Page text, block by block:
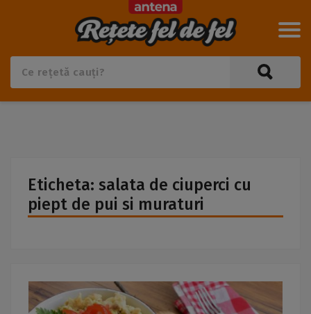
Eticheta: salata de ciuperci cu
piept de pui si muraturi